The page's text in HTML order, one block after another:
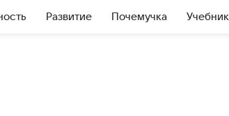
Развитие Почемучка Учебник